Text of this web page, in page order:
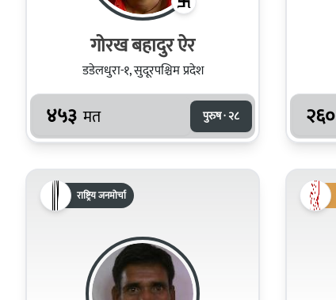
गोरख बहादुर ऐर
डडेलधुरा-१, सुदूरपश्चिम प्रदेश
४५३ मत पुरुष · २८ २६०
राष्ट्रिय जनमोर्चा